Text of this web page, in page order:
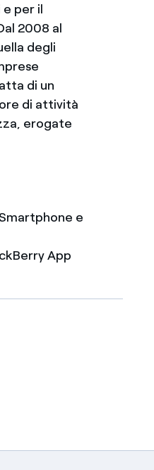
per il
2008 al
degli
di un
di attività
erogate
e
App